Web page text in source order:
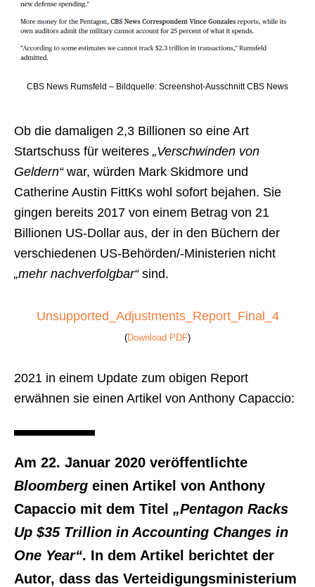
CBS News Rumsfeld – Bildquelle: Screenshot-Ausschnitt CBS News
Ob die damaligen 2,3 Billionen so eine Art
Startschuss für weiteres „Verschwinden von
Geldern“war, würden Mark Skidmore und
Catherine Austin FittKs wohl sofort bejahen. Sie
gingen bereits 2017 von einem Betrag von 21
Billionen US-Dollar aus, der in den Büchern der
verschiedenen US-Behörden/-Ministerien nicht
„mehr nachverfolgbar“sind.
Unsupported_Adjustments_Report_Final_4
(Download PDF)
2021 in einem Update zum obigen Report
erwähnen sie einen Artikel von Anthony Capaccio:
Am 22. Januar 2020 veröffentlichte
Bloomberg einen Artikel von Anthony
Capaccio mit dem Titel „Pentagon Racks
Up $35 Trillion in Accounting Changes in
One Year“. In dem Artikel berichtet der
Autor, dass das Verteidigungsministerium